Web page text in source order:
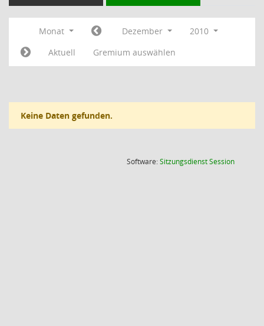
Monat Dezember
2010
Aktuell
Gremium auswählen
Keine Daten gefunden.
Software:SitzungsdienstSession(Wird in